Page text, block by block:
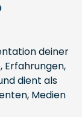
deiner
Erfahrungen,
dient als
Medien